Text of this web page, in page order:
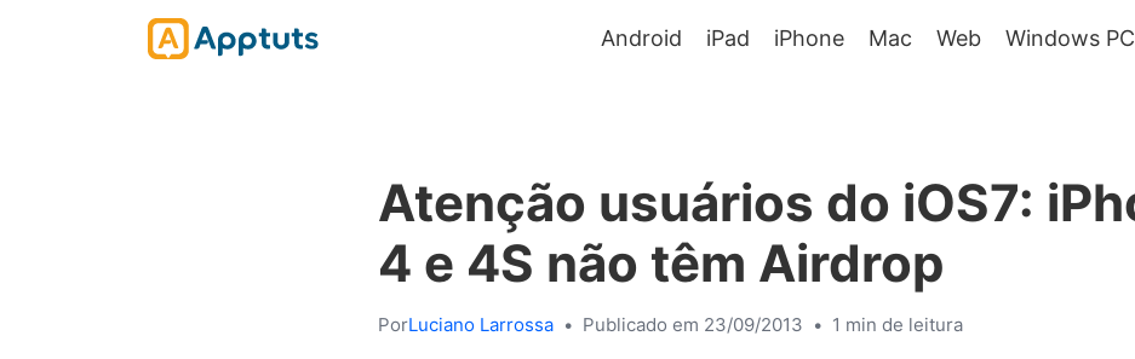
Android iPad iPhone Mac Web Windows PC
Atenção usuários do iOS7:
4 e 4S não têm Airdrop
PorLuciano Larrossa • Publicado em 23/09/2013 • 1 min de leitura